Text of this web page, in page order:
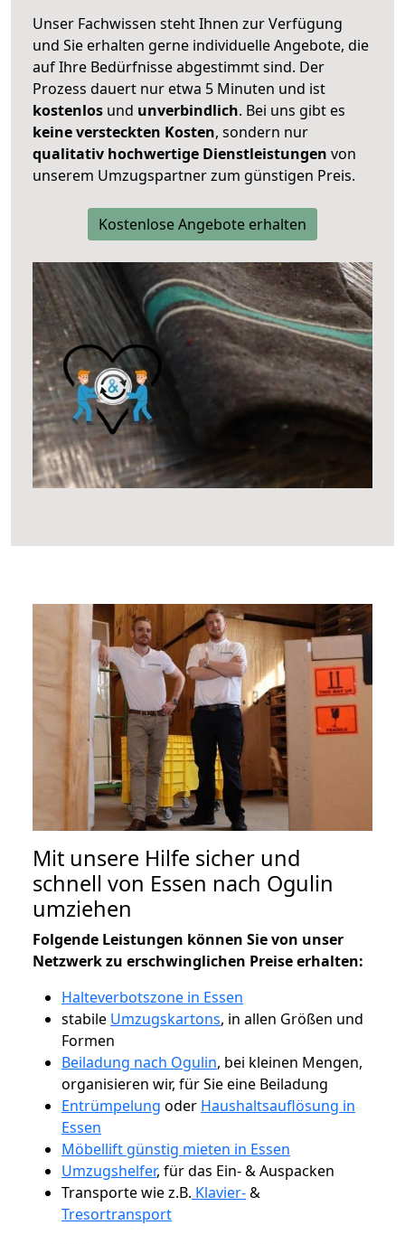
Unser Fachwissen steht Ihnen zur Verfügung
und Sie erhalten gerne individuelle Angebote, die
auf Ihre Bedürfnisse abgestimmt sind. Der
Prozess dauert nur etwa 5 Minuten und ist
kostenlos und unverbindlich. Bei uns gibt es
keine versteckten Kosten, sondern nur
qualitativ hochwertige Dienstleistungen von
unserem Umzugspartner zum günstigen Preis.
Kostenlose Angebote erhalten
Mit unsere Hilfe sicher und
schnell von Essen nach Ogulin
umziehen
Folgende Leistungen können Sie von unser
Netzwerk zu erschwinglichen Preise erhalten:
Halteverbotszone in Essen
stabile Umzugskartons, in allen Größen und
Formen
Beiladung nach Ogulin, bei kleinen Mengen,
organisieren wir, für Sie eine Beiladung
Entrümpelung oder Haushaltsauflösung in
Essen
Möbellift günstig mieten in Essen
Umzugshelfer, für das Ein- & Auspacken
Transporte wie z.B. Klavier-&
Tresortransport